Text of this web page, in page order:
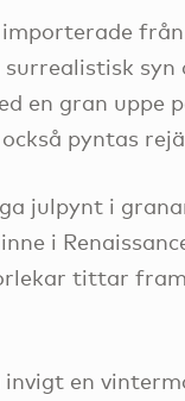
från
syn
en gran uppe
pyntas
julpynt i
i
tittar
invigt en